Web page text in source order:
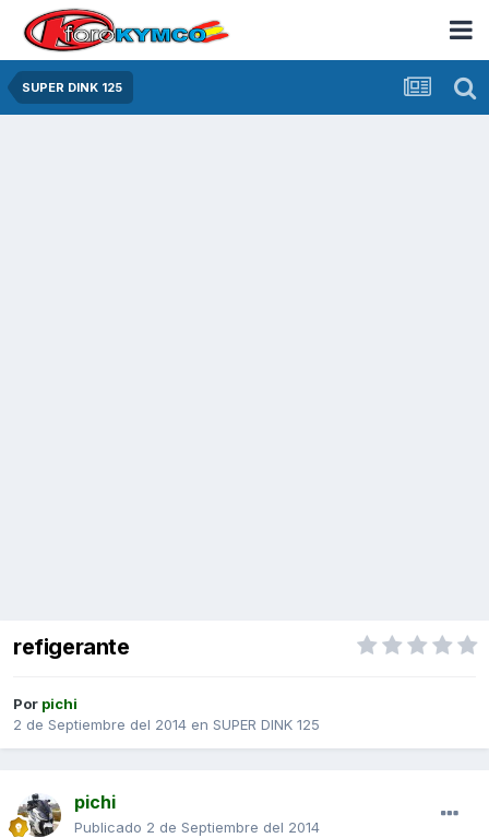
SUPER DINK 125
refigerante
Por pichi
2 de Septiembre del 2014 en SUPER DINK 125
pichi
Publicado 2 de Septiembre del 2014